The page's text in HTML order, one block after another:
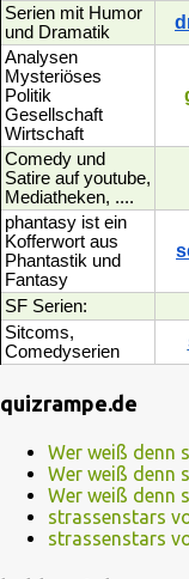
Serien mit Humor
und Dramatik
Analysen
Mysteriöses
Politik
Gesellschaft
Wirtschaft
Comedy und
Satire auf youtube,
Mediatheken, ....
phantasy ist ein
Kofferwort aus
Phantastik und
Fantasy
SF Serien:
Sitcoms,
Comedyserien
quizrampe.de
Wer weiß denn
Wer weiß denn
Wer weiß denn
strassenstars
strassenstars